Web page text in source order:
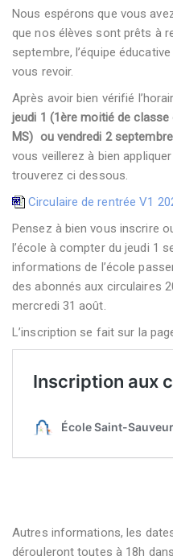
Nous espérons que vous
que nos élèves sont prêts à
septembre, l’équipe
vous revoir.
Après avoir bien vérifié
jeudi 1 (1ère moitié de
MS) ou vendredi 2
vous veillerez à bien
trouverez ci dessous.
Circulaire de rentrée V1
Pensez à bien vous inscrire
l’école à compter du jeudi 1
informations de l’école
des abonnés aux circulaires
mercredi 31 août.
L’inscription se fait sur la
Autres informations, les
dérouleront toutes à 18h